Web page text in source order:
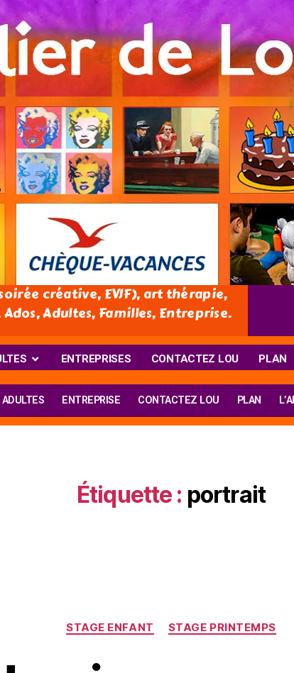
créative, EVJF), art thérapie,
Adultes, Familles, Entreprise.
ENTREPRISES CONTACTEZ LOU PLAN
ADULTES ENTREPRISE CONTACTEZ LOU PLAN
Étiquette : portrait
STAGE ENFANT STAGE PRINTEMPS